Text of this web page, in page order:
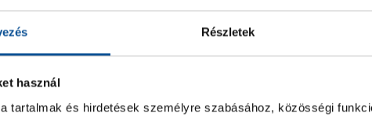
Részletek
használ
tartalmak és hirdetések személyre szabásához, közösségi
biztos, hogy fiatal csapatunknak hatalmas élmény volt